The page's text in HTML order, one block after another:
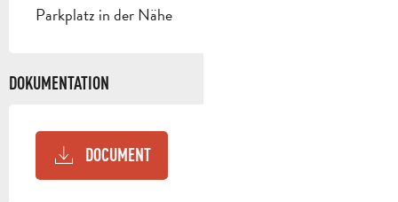
Parkplatz in der Nähe
DOKUMENTATION
DOCUMENT